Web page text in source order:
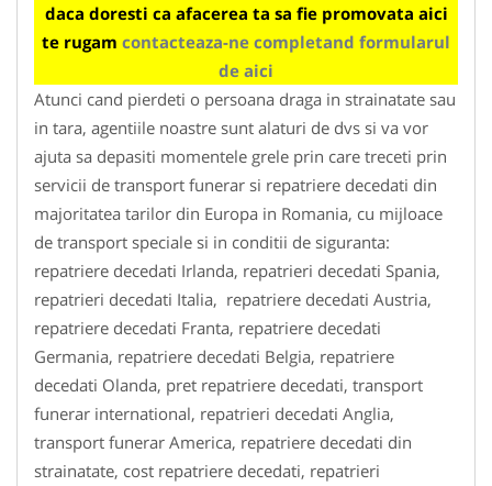
daca doresti ca afacerea ta sa fie promovata aici
te rugam contacteaza-ne completand formularul
de aici
Atunci cand pierdeti o persoana draga in strainatate sau
in tara, agentiile noastre sunt alaturi de dvs si va vor
ajuta sa depasiti momentele grele prin care treceti prin
servicii de transport funerar si repatriere decedati din
majoritatea tarilor din Europa in Romania, cu mijloace
de transport speciale si in conditii de siguranta:
repatriere decedati Irlanda, repatrieri decedati Spania,
repatrieri decedati Italia, repatriere decedati Austria,
repatriere decedati Franta, repatriere decedati
Germania, repatriere decedati Belgia, repatriere
decedati Olanda, pret repatriere decedati, transport
funerar international, repatrieri decedati Anglia,
transport funerar America, repatriere decedati din
strainatate, cost repatriere decedati, repatrieri